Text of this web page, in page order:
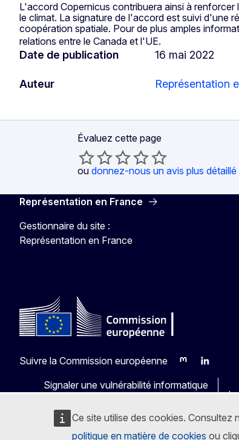
Ce site utilise des cookies. Consultez
politique en matière de cookies ou
L'accord Copernicus contribuera ainsi à
le climat. La signature de l'accord est suivi d'une
coopération spatiale. Pour de plus amples
relations entre le Canada et l'UE.
Date de publication 16 mai 2022
Auteur Représentation
Évaluez cette page
ou donnez-nous un avis plus détaillé
Représentation en France
Gestionnaire du site :
Représentation en France
Suivre la Commission européenne
MastodonLinkedIn
Signaler une vulnérabilité informatique